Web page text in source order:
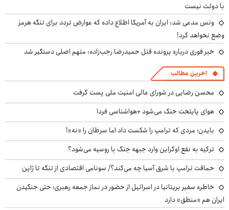
با دولت نیست
ونس مدعی شد: ایران به آمریکا اطلاع داده که عوارض تردد برای تنگه هرمز
وضع نخواهد کرد!
خبر فوری درباره پرونده قتل حمیدرضا رجب‌زاده: متهم اصلی دستگیر شد
آخرین مطالب
محسن رضایی در شورای عالی امنیت ملی پست گرفت
هوای پایتخت خنک می‌شود +هواشناسی فردا
بایدن؛ مردی که ترامپ را شکست داد اما سرطان را «نه»!
ترکیه به نفع اوکراین وارد جبهه جنگ با روسیه می‌شود؟
حماقت ترامپ با شرق آسیا چه می‌کند؟/ سونامی اقتصادی از تنگه تا ژاپن
خاطره سفیر بریتانیا در اسرائیل از حضور در نماز جمعه رهبری؛ حتی جنگیدن
ایران هم «منطق» دارد